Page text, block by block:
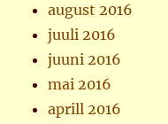
august 2016
juuli 2016
juuni 2016
mai 2016
aprill 2016